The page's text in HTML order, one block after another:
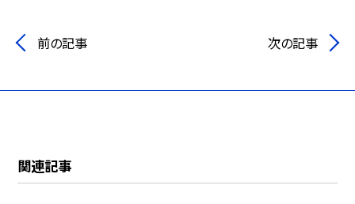
前の記事 次の記事
関連記事